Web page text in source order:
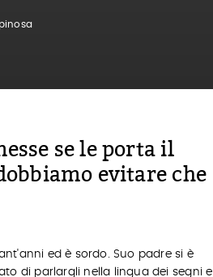
se le porta il
evitare che
ed è sordo. Suo padre si è
di parlargli nella lingua dei segni e